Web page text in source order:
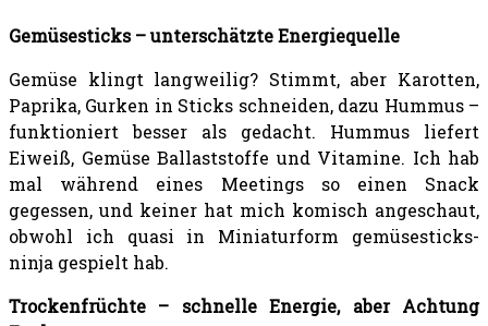
Gemüsesticks – unterschätzte Energiequelle
Gemüse klingt langweilig? Stimmt, aber Karotten,
Paprika, Gurken in Sticks schneiden, dazu Hummus –
funktioniert besser als gedacht. Hummus liefert
Eiweiß, Gemüse Ballaststoffe und Vitamine. Ich hab
mal während eines Meetings so einen Snack
gegessen, und keiner hat mich komisch angeschaut,
obwohl ich quasi in Miniaturform gemüsesticks-
ninja gespielt hab.
Trockenfrüchte – schnelle Energie, aber Achtung